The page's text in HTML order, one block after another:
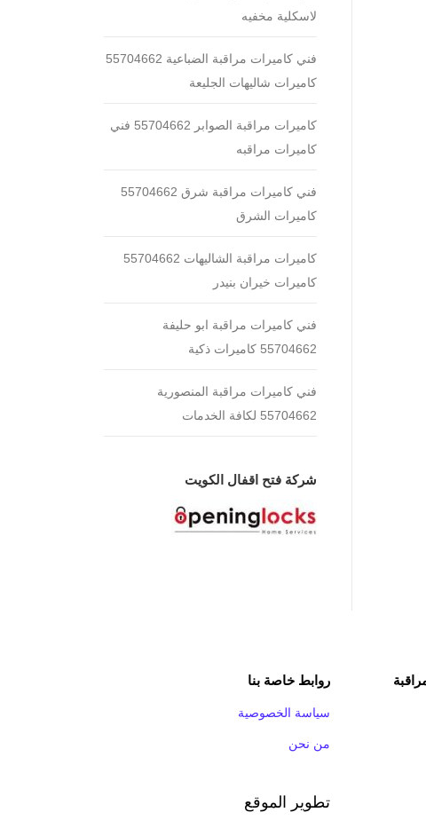
لاسكلية مخفيه
فني كاميرات مراقبة الضباعية 55704662
كاميرات شاليهات الجليعة
كاميرات مراقبة الصوابر 55704662 فني
كاميرات مراقبه
فني كاميرات مراقبة شرق 55704662
كاميرات الشرق
كاميرات مراقبة الشاليهات 55704662
كاميرات خيران بنيدر
فني كاميرات مراقبة ابو حليفة
55704662 كاميرات ذكية
فني كاميرات مراقبة المنصورية
55704662 لكافة الخدمات
شركة فتح اقفال الكويت
روابط خاصة بنا
سياسة الخصوصية
من نحن
تطوير الموقع